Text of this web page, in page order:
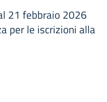
21 febbraio 2026
per le iscrizioni alla